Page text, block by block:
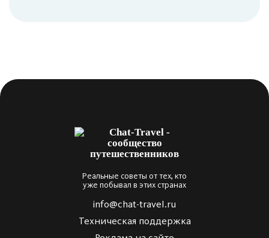
Реальные советы от тех, кто
уже побывал в этих странах
info@chat-travel.ru
Техническая поддержка